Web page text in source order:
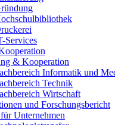
Services
& Kooperation
Informatik und
Technik
Wirtschaft
und Forschungsbericht
Unternehmen